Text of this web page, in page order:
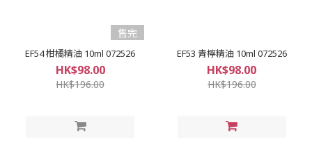
售完
EF54 柑橘精油 10ml 072526
HK$98.00
HK$196.00
EF53 青檸精油 10ml 072526
HK$98.00
HK$196.00